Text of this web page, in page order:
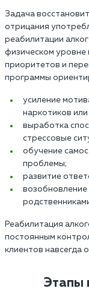
Задача
отрицания
реабилитации
физическом уровне
приоритетов и
программы
усиление
наркотиков или
выработка
стрессовые
обучение
проблемы;
развитие
Реабилитация
постоянным
клиентов навсегда
Этапы